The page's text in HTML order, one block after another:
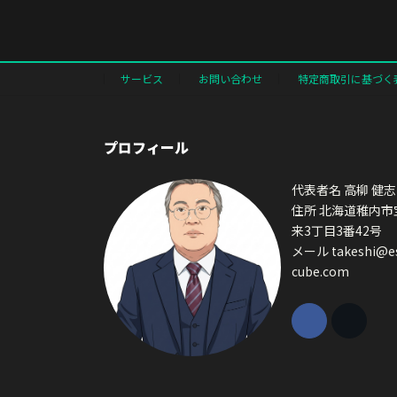
サービス お問い合わせ 特定商取引に基づく
プロフィール
代表者名 高柳 健志
住所 北海道稚内市
来3丁目3番42号
メール
cube.com